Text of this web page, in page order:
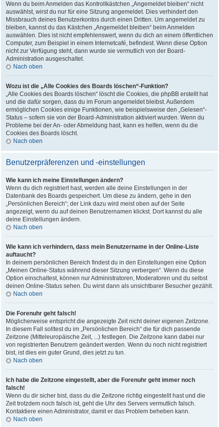
Wenn du beim Anmelden das Kontrollkästchen „Angemeldet bleiben“ nicht
auswählst, wirst du nur für eine Sitzung angemeldet. Dies verhindert den
Missbrauch deines Benutzerkontos durch einen Dritten. Um angemeldet zu
bleiben, kannst du das Kästchen „Angemeldet bleiben“ beim Anmelden
auswählen. Dies ist nicht empfehlenswert, wenn du dich an einem öffentlichen
Computer, zum Beispiel in einem Internetcafé, befindest. Wenn diese Option
nicht zur Verfügung steht, dann wurde sie vermutlich von der Board-
Administration ausgeschaltet.
Nach oben
Wozu ist die „Alle Cookies des Boards löschen“-Funktion?
„Alle Cookies des Boards löschen“ löscht die Cookies, die phpBB erstellt hat
und die dafür sorgen, dass du im Forum angemeldet bleibst. Außerdem
ermöglichen Cookies einige Funktionen, wie beispielsweise den „Gelesen“-
Status – sofern sie von der Board-Administration aktiviert wurden. Wenn du
Probleme bei der An- oder Abmeldung hast, kann es helfen, wenn du die
Cookies des Boards löscht.
Nach oben
Benutzerpräferenzen und -einstellungen
Wie kann ich meine Einstellungen ändern?
Wenn du dich registriert hast, werden alle deine Einstellungen in der
Datenbank des Boards gespeichert. Um diese zu ändern, gehe in den
„Persönlichen Bereich“; der Link dazu wird meist oben auf der Seite
angezeigt, wenn du auf deinen Benutzernamen klickst. Dort kannst du alle
deine Einstellungen ändern.
Nach oben
Wie kann ich verhindern, dass mein Benutzername in der Online-Liste
auftaucht?
In deinem persönlichen Bereich findest du in den Einstellungen eine Option
„Meinen Online-Status während dieser Sitzung verbergen“. Wenn du diese
Option einschaltest, können nur Administratoren, Moderatoren und du selbst
deinen Online-Status sehen. Du wirst dann als unsichtbarer Besucher gezählt.
Nach oben
Die Forenuhr geht falsch!
Möglicherweise entspricht die angezeigte Zeit nicht deiner eigenen Zeitzone.
In diesem Fall solltest du im „Persönlichen Bereich“ die für dich passende
Zeitzone (Mitteleuropäische Zeit, ...) festlegen. Die Zeitzone kann dabei nur
von registrierten Benutzern geändert werden. Wenn du noch nicht registriert
bist, ist dies ein guter Grund, dies jetzt zu tun.
Nach oben
Ich habe die Zeitzone eingestellt, aber die Forenuhr geht immer noch
falsch!
Wenn du dir sicher bist, dass du die Zeitzone richtig eingestellt hast und die
Zeit trotzdem noch falsch ist, geht die Uhr des Servers vermutlich falsch.
Kontaktiere einen Administrator, damit er das Problem beheben kann.
Nach oben